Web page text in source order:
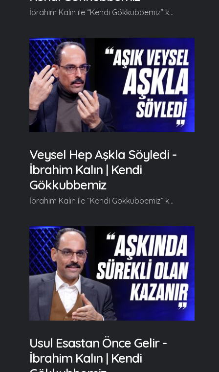
İbrahim Kalın ile “Kendi Gökkubbemiz” kendine has üslubuyla farklı ufuklara yelken açtırmaya kaldığı yerden devam ediyor. Her hafta farklı konulara değinerek izleyicilerine yeni fikir kapıları aralayan İbrahim Kalın bu bölümde "Müzik ve Varlık" kavramları üzerinde duruyor. Kendi Gökkubbemiz'in yeni bölümde başlıca şunlar konuşuldu; İbrahim Kalın: Cinuçen Tanrıkorur Hoca konser verdiğinde Türk müziğini, sanat müziğini ve değişik türlerini de anlatmayı severdi. Okuyacağı eserin, bestenin hikayesini anlatırdı, makamını anlatırdı, duygusunu anlatırdı. Sözün manasını ve hikayesini anlatırdı. Onları anlatmayı severdi ve bu faaliyetine yani bu konser içinde bunu anlatmaya konserans derdi. Konferansla konseri birleştiren bir üslubu, tarzı vardı. Bazen ihtiyaç var diyorum buna. Çünkü bazen biz müziğe haksızlık edip onu sadece eğlence gibi tasvir ediyoruz zihnimizde. Elbette öyle bir tarafı vardır yani insanın gönlünü ferahlatan bir tarafı vardır, hafifletici bir tarafı elbette vardır. Ona göre de müzik vardır ama eğlenceden ibaret değildir, eğlenceye indirgenemeyecek kadar yüce duyguları, yüksek duyguları da ifade etme kabiliyetine sahip olan bir sanat tarzıdır. O yüzden müziğe böyle bir eğlence gibi bakmak yerine ifade ettiğim manayı içimize alıp özümseyip onunla varlığımıza bir şey katmaya çalışmak bana daha anlamlı geliyor... Devamı videomuzda... Gelin, Beraber Yürüyelim...
Veysel Hep Aşkla Söyledi -
İbrahim Kalın | Kendi
Gökkubbemiz
İbrahim Kalın ile “Kendi Gökkubbemiz” kendine has üslubuyla farklı ufuklara yelken açtırmaya kaldığı yerden devam ediyor. Her hafta farklı konulara değinerek izleyicilerine yeni fikir kapıları aralayan İbrahim Kalın bu bölümde "Âşık Veysel ve Dil" üzerinde duruyor. Kendi Gökkubbemiz'in yeni bölümde başlıca şunlar konuşuldu; Serdar Tuncer: Hocam hoş geldiniz. Geçen bölüm aşkı konuştuk. Bu bölüm "Uzun ince bir yoldayım gidiyorum gündüz gece" diye başlayacağım. Dedem ilkokul mezunuydu ama gecenin bir yarısı bana Âşık Veysel'den şiirler okurdu. Şiire olan sevgimin bir vesilesi belki de budur. İbrahim Kalın: Ne güzel bir vesile. Hele ki Aşık Veysel'den böyle badelenmek -eski tabirle- herkese nasip olacak bir şey değil. Bade de çok önemli biliyosun ki bizim halk müziği geleneğinde bazı şairler ve ozanlar badelidir yani onlara söz kabiliyeti, ustalığı verilmiştir. Onu mutlaka bir ustayla birlikte çalışır oradan bir şey alır ama ondan sonra onu öyle bir büyütür ki kendisi bir çınara dönüşür Âşık Veysel'de olduğu gibi. Bir de "Âşık" Veysel ne kadar güzel değil mi? Şair Veysel değil, Ozan Veysel değil, şarkıcı türkücü zaten hâşâ olmaz da; ne kadar güzel değil mi? Âşık" Veysel. Çünkü ne söylediyse aşk ile söyledi... Devamı videomuzda... Gelin, Beraber Yürüyelim...
Usul Esastan Önce Gelir -
İbrahim Kalın | Kendi